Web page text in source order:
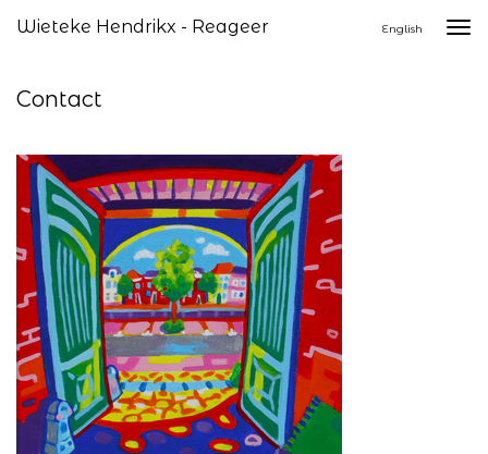
Wieteke Hendrikx - Reageer English
Contact